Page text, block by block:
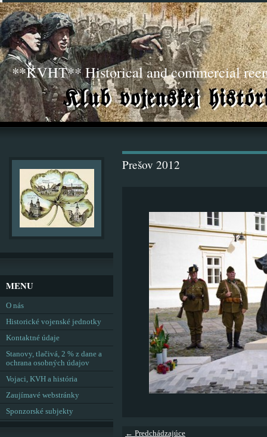
**KVHT** Historical and commercial
Prešov 2012
← Predchádzajúce
MENU
O nás
Historické vojenské jednotky
Kontaktné údaje
Stanovy, tlačivá, 2 % z dane a
ochrana osobných údajov
Vojaci, KVH a história
Zaujímavé webstránky
Sponzorské subjekty